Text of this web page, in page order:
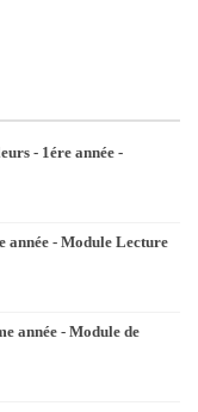
- 1ére année -
année - Module Lecture
année - Module de